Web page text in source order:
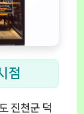
점
진천군 덕